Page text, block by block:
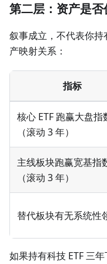
第二层：资产是否
叙事成立，不代表你
产映射关系：
指标
核心 ETF 跑赢大盘指
（滚动 3 年）
主线板块跑赢宽基指
（滚动 3 年）
替代板块有无系统性
如果持有科技 ETF 三